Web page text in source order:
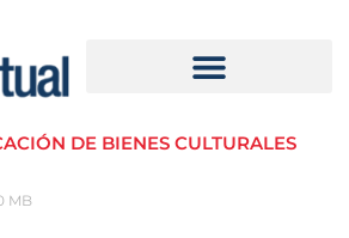
DE BIENES CULTURALES
MB